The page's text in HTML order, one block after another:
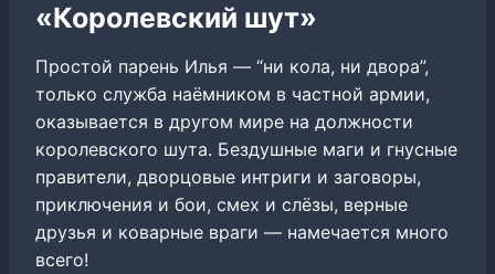
«Королевский шут»
Простой парень Илья — “ни кола, ни двора”,
только служба наёмником в частной армии,
оказывается в другом мире на должности
королевского шута. Бездушные маги и гнусные
правители, дворцовые интриги и заговоры,
приключения и бои, смех и слёзы, верные
друзья и коварные враги — намечается много
всего!